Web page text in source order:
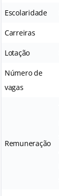
Escolaridade
Carreiras
Lotação
Número de
vagas
Remuneração